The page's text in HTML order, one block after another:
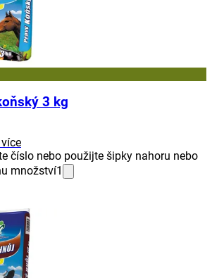
3 kg
číslo nebo použijte šipky nahoru nebo
množství1